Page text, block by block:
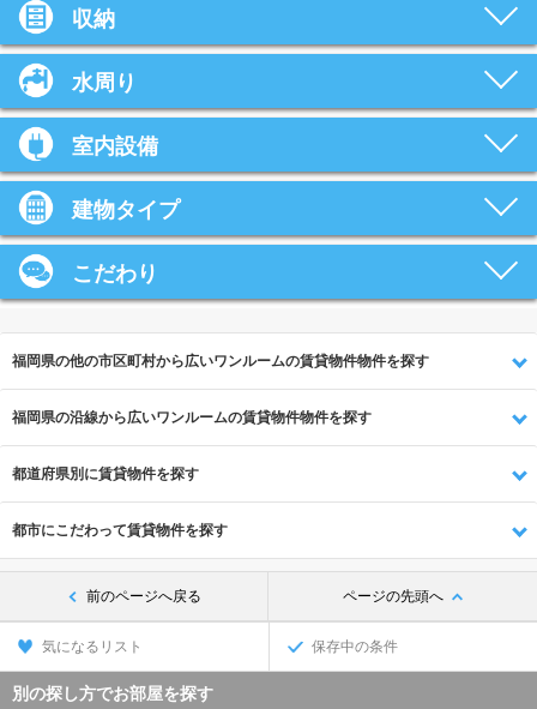
収納
水周り
室内設備
建物タイプ
こだわり
福岡県の他の市区町村から広いワンルームの賃貸物件物件を探す
福岡県の沿線から広いワンルームの賃貸物件物件を探す
都道府県別に賃貸物件を探す
都市にこだわって賃貸物件を探す
前のページへ戻る ページの先頭へ
気になるリスト 保存中の条件
別の探し方でお部屋を探す